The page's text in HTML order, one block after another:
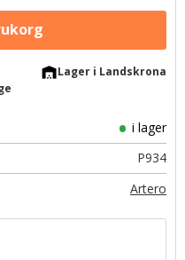
warehouseLager i Landskrona
i lager
P934
Artero